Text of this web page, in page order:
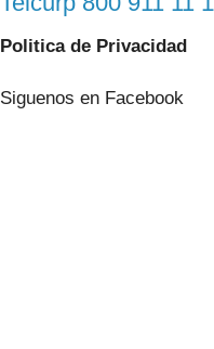
Politica de Privacidad
Siguenos en Facebook